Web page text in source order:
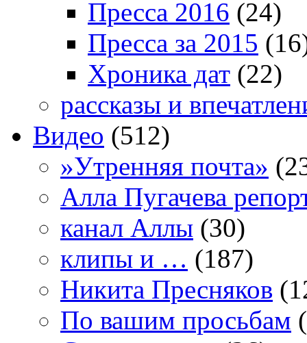
Пресса 2016 (24)
Пресса за 2015
Хроника дат (22)
рассказы и
Видео (512)
»Утренняя почта»
Алла Пугачева
канал Аллы (30)
клипы и … (187)
Никита Пресняков
По вашим просьбам